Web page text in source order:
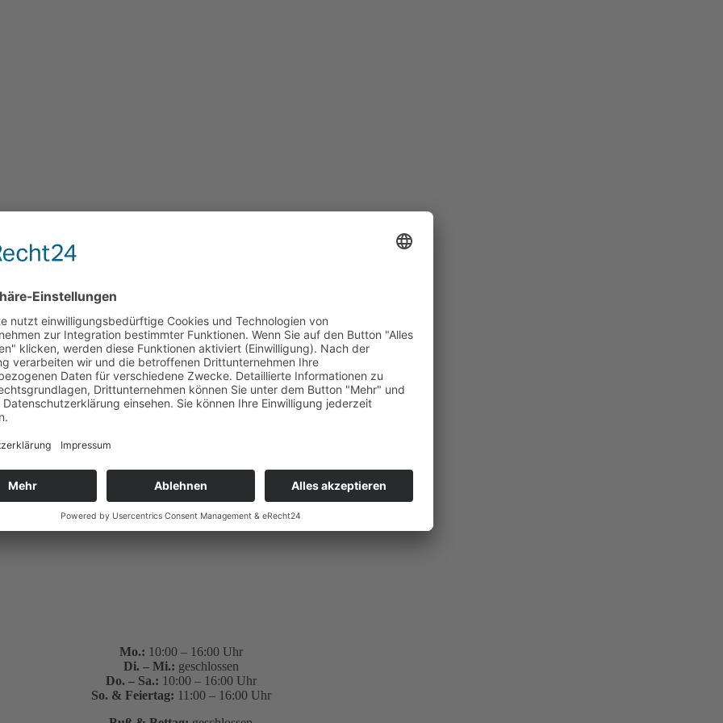
im Juni statt.
Atmosphäre jede Menge Bezingespräche bei einem kalten Glas Wein.
Mo.: 10:00 – 16:00 Uhr
Di. – Mi.: geschlossen
Do. – Sa.: 10:00 – 16:00 Uhr
So. & Feiertag: 11:00 – 16:00 Uhr